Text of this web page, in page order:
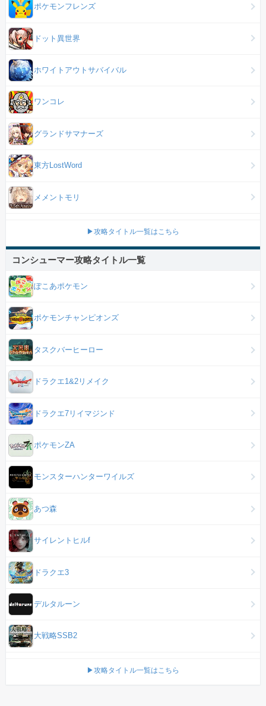
ポケモンフレンズ
ドット異世界
ホワイトアウトサバイバル
ワンコレ
グランドサマナーズ
東方LostWord
メメントモリ
▶攻略タイトル一覧はこちら
コンシューマー攻略タイトル一覧
ぽこあポケモン
ポケモンチャンピオンズ
タスクバーヒーロー
ドラクエ1&2リメイク
ドラクエ7リイマジンド
ポケモンZA
モンスターハンターワイルズ
あつ森
サイレントヒルf
ドラクエ3
デルタルーン
大戦略SSB2
▶攻略タイトル一覧はこちら